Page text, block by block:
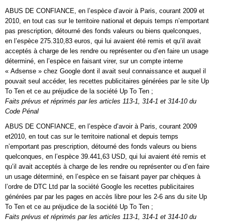
ABUS DE CONFIANCE, en l’espèce d’avoir à Paris, courant 2009 et
2010, en tout cas sur le territoire national et depuis temps n’emportant
pas prescription, détourné des fonds valeurs ou biens quelconques,
en l’espèce 275.310,83 euros, qui lui avaient été remis et qu’il avait
acceptés à charge de les rendre ou représenter ou d’en faire un usage
déterminé, en l’espèce en faisant virer, sur un compte interne
« Adsense » chez Google dont il avait seul connaissance et auquel il
pouvait seul accéder, les recettes publicitaires générées par le site Up
To Ten et ce au préjudice de la société Up To Ten ;
Faits prévus et réprimés par les articles 113-1, 314-1 et 314-10 du
Code Pénal
ABUS DE CONFIANCE, en l’espèce d’avoir à Paris, courant 2009
et2010, en tout cas sur le territoire national et depuis temps
n’emportant pas prescription, détourné des fonds valeurs ou biens
quelconques, en l’espèce 39.441,63 USD, qui lui avaient été remis et
qu’il avait acceptés à charge de les rendre ou représenter ou d’en faire
un usage déterminé, en l’espèce en se faisant payer par chèques à
l’ordre de DTC Ltd par la société Google les recettes publicitaires
générées par par les pages en accès libre pour les 2-6 ans du site Up
To Ten et ce au préjudice de la société Up To Ten ;
Faits prévus et réprimés par les articles 113-1, 314-1 et 314-10 du